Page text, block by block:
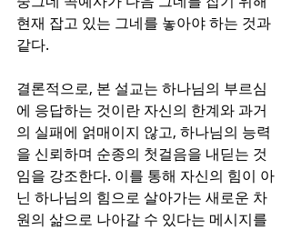
현재 잡고 있는 그네를 놓아야 하는 것과
같다.
결론적으로, 본 설교는 하나님의 부르심
에 응답하는 것이란 자신의 한계와 과거
의 실패에 얽매이지 않고, 하나님의 능력
을 신뢰하며 순종의 첫걸음을 내딛는 것
임을 강조한다. 이를 통해 자신의 힘이 아
닌 하나님의 힘으로 살아가는 새로운 차
원의 삶으로 나아갈 수 있다는 메시지를